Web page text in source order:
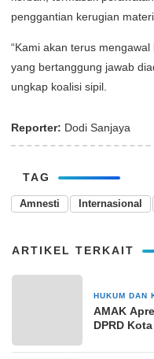
penggantian kerugian
“Kami akan terus
yang bertanggung jawab
ungkap koalisi sipil.
Reporter: Dodi Sanjaya
TAG
Amnesti Internasional
ARTIKEL TERKAIT
HUKUM DAN
AMAK
DPRD